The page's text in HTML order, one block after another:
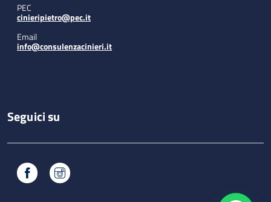
PEC
cinieripietro@pec.it
Email
info@consulenzacinieri.it
Seguici su
Facebook